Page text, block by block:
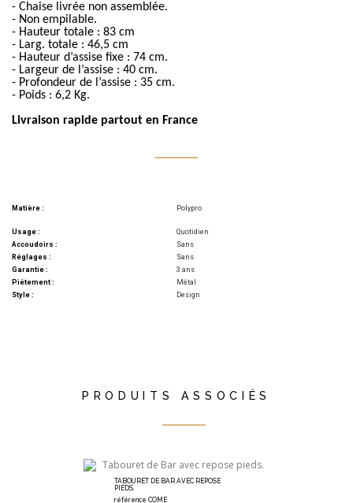
- Chaise livrée non assemblée.
- Non empilable.
- Hauteur totale : 83 cm
- Larg. totale : 46,5 cm
- Hauteur d’assise fixe : 74 cm.
- Largeur de l’assise : 40 cm.
- Profondeur de l’assise : 35 cm.
- Poids : 6,2 Kg.
Livraison rapide partout en France
Matière : Polypro
Usage :
Quotidien
Accoudoirs :
Sans
Réglages :
Sans
Garantie :
3 ans
Piétement :
Métal
Style :
Design
PRODUITS ASSOCIÉS
TABOURET DE BAR AVEC REPOSE
PIEDS.
référence COME